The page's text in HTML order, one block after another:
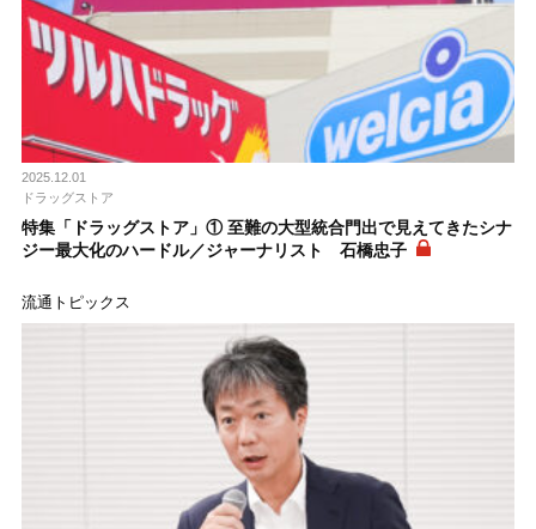
2025.12.01
ドラッグストア
特集「ドラッグストア」① 至難の大型統合門出で見えてきたシナ
ジー最大化のハードル／ジャーナリスト 石橋忠子
流通トピックス